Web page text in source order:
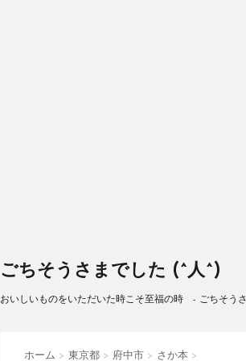
ごちそうさまでした (^人^)
おいしいものをいただいた時こそ至福の時 - ごちそう
ホーム > 東京都 > 府中市 > さか本 >